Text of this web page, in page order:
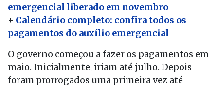
emergencial liberado em novembro
+ Calendário completo: confira todos os
pagamentos do auxílio emergencial
O governo começou a fazer os pagamentos em
maio. Inicialmente, iriam até julho. Depois
foram prorrogados uma primeira vez até